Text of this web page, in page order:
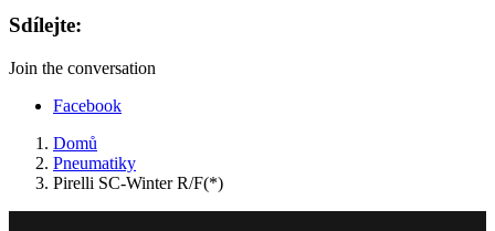
Sdílejte:
Join the conversation
Facebook
Domů
Pneumatiky
Pirelli SC-Winter R/F(*)